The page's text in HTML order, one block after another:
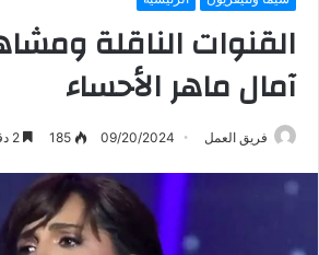
القنوات الناقلة
آمال ماهر الأحساء
فريق العمل 09/20/2024
185